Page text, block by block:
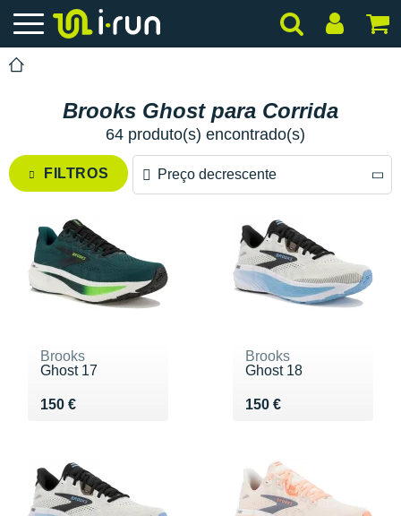
Brooks Ghost para Corrida
64 produto(s) encontrado(s)
FILTROS Preço decrescente
Preço crescente
Brooks
Ghost 17
150 €
Vendu 150 €
Brooks
Ghost 18
150 €
Vendu 150 €